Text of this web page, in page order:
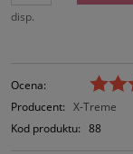
disp.
Ocena:
Producent: X-Treme
Kod produktu: 88